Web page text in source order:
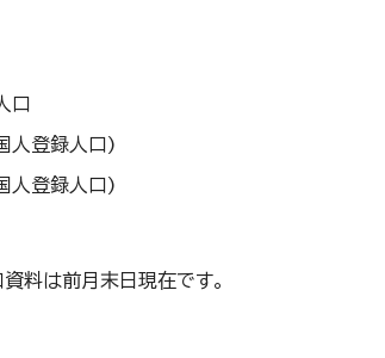
口
人登録人口)
人登録人口)
料は前月末日現在です。